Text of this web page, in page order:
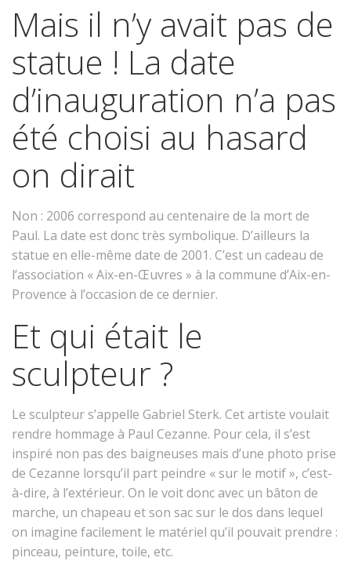
Mais il n’y avait pas de
statue ! La date
d’inauguration n’a pas
été choisi au hasard
on dirait
Non : 2006 correspond au centenaire de la mort de
Paul. La date est donc très symbolique. D’ailleurs la
statue en elle-même date de 2001. C’est un cadeau de
l’association « Aix-en-Œuvres » à la commune d’Aix-en-
Provence à l’occasion de ce dernier.
Et qui était le
sculpteur ?
Le sculpteur s’appelle Gabriel Sterk. Cet artiste voulait
rendre hommage à Paul Cezanne. Pour cela, il s’est
inspiré non pas des baigneuses mais d’une photo prise
de Cezanne lorsqu’il part peindre « sur le motif », c’est-
à-dire, à l’extérieur. On le voit donc avec un bâton de
marche, un chapeau et son sac sur le dos dans lequel
on imagine facilement le matériel qu’il pouvait prendre :
pinceau, peinture, toile, etc.